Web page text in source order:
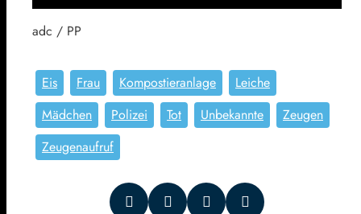
adc / PP
Eis Frau Kompostieranlage
Leiche
Mädchen
Polizei Tot Unbekannte
Zeugen
Zeugenaufruf